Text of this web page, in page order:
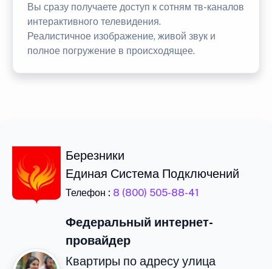
Вы сразу получаете доступ к сотням тв-каналов
интерактивного телевидения.
Реалистичное изображение, живой звук и
полное погружение в происходящее.
Березники
Единая Система Подключений
Телефон : 8 (800) 505-88-41
Федеральный интернет-
провайдер
Квартиры по адресу улица